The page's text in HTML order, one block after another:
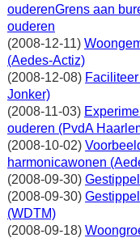
ouderenGrens aan
ouderen
(2008-12-11)
(Aedes-Actiz)
(2008-12-08)
Jonker)
(2008-11-03)
ouderen (PvdA
(2008-10-02)
harmonicawonen
(2008-09-30)
(2008-09-30)
(WDTM)
(2008-09-18)